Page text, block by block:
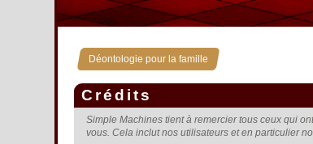
Déontologie pour la famille
Crédits
Simple Machines tient à remercier tous ceux qui
vous. Cela inclut nos utilisateurs et en particulier